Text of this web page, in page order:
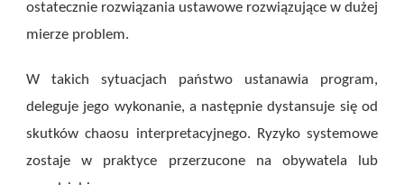
ostatecznie rozwiązania ustawowe rozwiązujące w dużej
mierze problem.
W takich sytuacjach państwo ustanawia program,
deleguje jego wykonanie, a następnie dystansuje się od
skutków chaosu interpretacyjnego. Ryzyko systemowe
zostaje w praktyce przerzucone na obywatela lub